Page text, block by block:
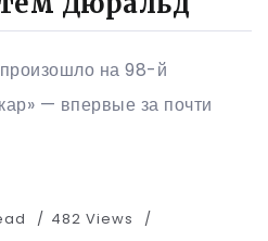
на 98-й
— впервые за почти
482 Views